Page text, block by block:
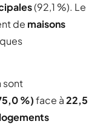
(92,1 %). Le
de maisons
sont
%)face à22,5